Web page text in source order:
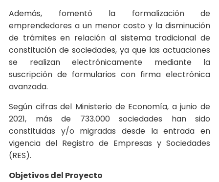
Además, fomentó la formalización de
emprendedores a un menor costo y la disminución
de trámites en relación al sistema tradicional de
constitución de sociedades, ya que las actuaciones
se realizan electrónicamente mediante la
suscripción de formularios con firma electrónica
avanzada.
Según cifras del Ministerio de Economía, a junio de
2021, más de 733.000 sociedades han sido
constituidas y/o migradas desde la entrada en
vigencia del Registro de Empresas y Sociedades
(RES).
Objetivos del Proyecto